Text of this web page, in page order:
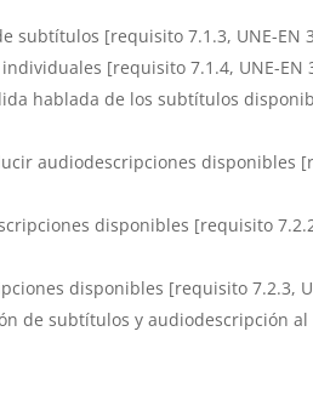
[requisito 7.1.3, UNE-EN
[requisito 7.1.4, UNE-EN
hablada de los subtítulos
audiodescripciones disponibles
disponibles [requisito
disponibles [requisito 7.2.3,
de subtítulos y audiodescripción al